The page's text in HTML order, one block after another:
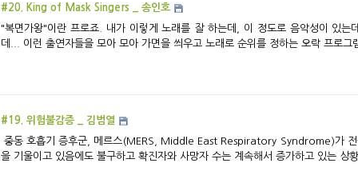
#20. King of Mask Singers _ 송인호
"복면가왕"이란 프로죠. 내가 이렇게 노래를 잘 하는데, 이 정도로 음악성이 있
데... 이런 출연자들을 모아 모아 가면을 씌우고 노래로 순위를 정하는 오락 프로그
#19. 위험불감증 _ 김범열
중동 호흡기 증후군, 메르스(MERS, Middle East Respiratory Syndrome)가 전
을 기울이고 있음에도 불구하고 확진자와 사망자 수는 계속해서 증가하고 있는 상